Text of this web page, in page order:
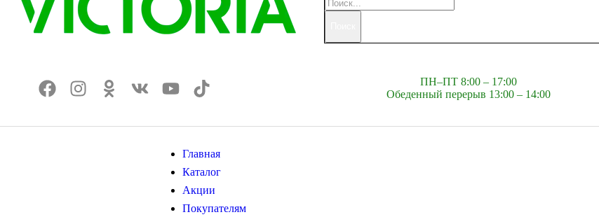
ПН–ПТ 8:00 – 17:00
Обеденный перерыв 13:00 – 14:00
Главная
Каталог
Акции
Покупателям